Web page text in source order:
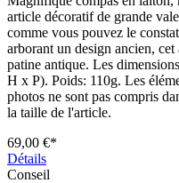
article décoratif de grande
comme vous pouvez le
arborant un design ancien,
patine antique. Les
H x P). Poids: 110g. Les
photos ne sont pas compris
la taille de l'article.
69,00 €*
Détails
Conseil